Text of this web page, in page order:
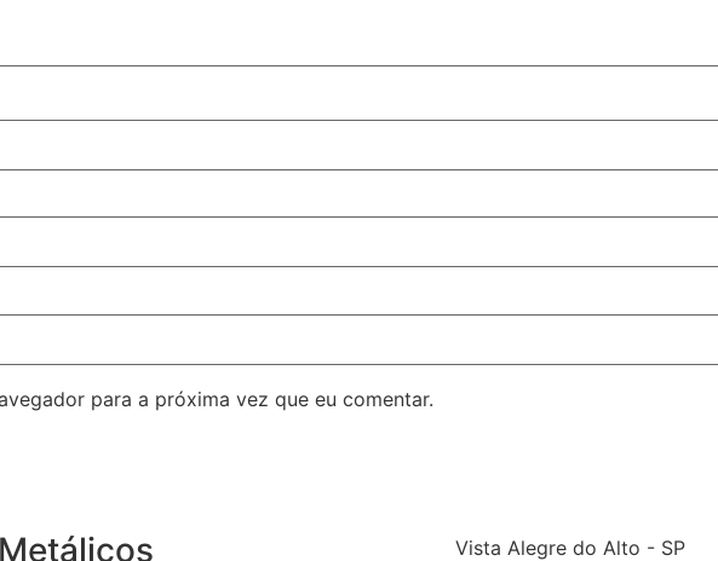
para a próxima vez que eu comentar.
Vista Alegre do Alto - SP